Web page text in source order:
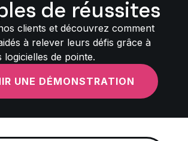
de réussites
clients et découvrez comment
à relever leurs défis grâce à
logicielles de pointe.
UNE DÉMONSTRATION